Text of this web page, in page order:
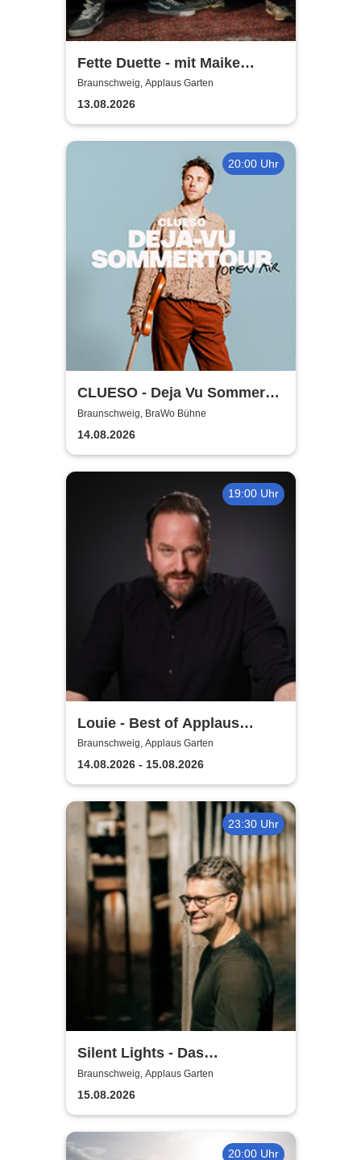
Fette Duette - mit Maike
Jacobs & Markus Schultze
Braunschweig, Applaus Garten
13.08.2026
20:00 Uhr
CLUESO - Deja Vu Sommer
Open Air
Braunschweig, BraWo Bühne
14.08.2026
19:00 Uhr
Louie - Best of Applaus
Garten
Braunschweig, Applaus Garten
14.08.2026 - 15.08.2026
23:30 Uhr
Silent Lights - Das
Mitternachtskonzert
Braunschweig, Applaus Garten
15.08.2026
20:00 Uhr